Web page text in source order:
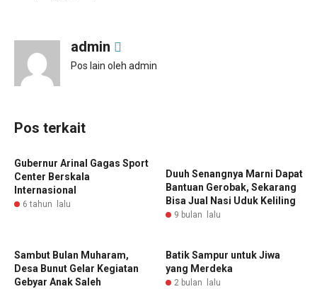
admin
Pos lain oleh admin
Pos terkait
Gubernur Arinal Gagas Sport
Center Berskala
Internasional
6 tahun lalu
‎Duuh Senangnya Marni Dapat
Bantuan Gerobak, Sekarang
Bisa Jual Nasi Uduk Keliling
9 bulan lalu
Sambut Bulan Muharam,
Desa Bunut Gelar Kegiatan
Gebyar Anak Saleh
Batik Sampur untuk Jiwa
yang Merdeka
2 bulan lalu